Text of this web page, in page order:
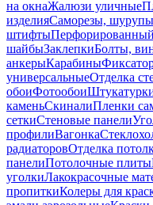
на окнаЖалюзи уличные
изделияСаморезы, шурупы
штифты
шайбыЗаклепкиБолты,
анкерыКарабины
универсальныеОтделка
обоиФотообои
каменьСкиналиПленки
сеткиСтеновые панели
профилиВагонка
радиаторовОтделка
панелиПотолочные плиты
уголкиЛакокрасочные
пропиткиКолеры для